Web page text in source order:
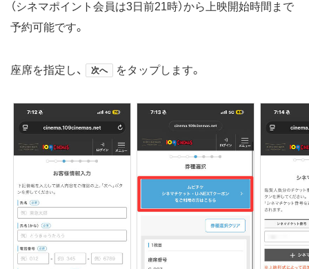
（シネマポイント会員は3日前21時）から上映開始時間まで
予約可能です。
座席を指定し、 次へ をタップします。